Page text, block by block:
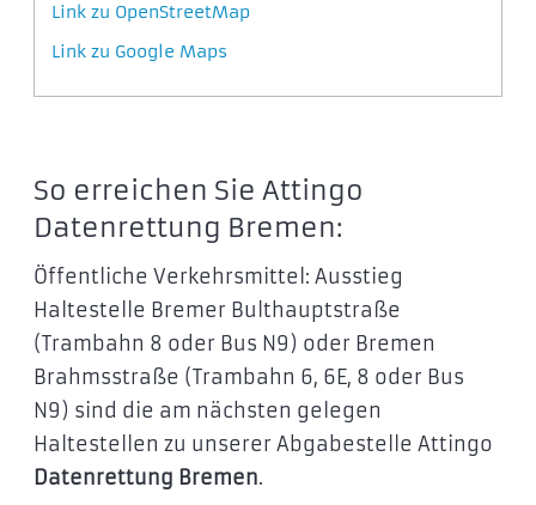
Link zu OpenStreetMap
Link zu Google Maps
So erreichen Sie Attingo
Datenrettung Bremen:
Öffentliche Verkehrsmittel: Ausstieg
Haltestelle Bremer Bulthauptstraße
(Trambahn 8 oder Bus N9) oder Bremen
Brahmsstraße (Trambahn 6, 6E, 8 oder Bus
N9) sind die am nächsten gelegen
Haltestellen zu unserer Abgabestelle Attingo
Datenrettung Bremen.